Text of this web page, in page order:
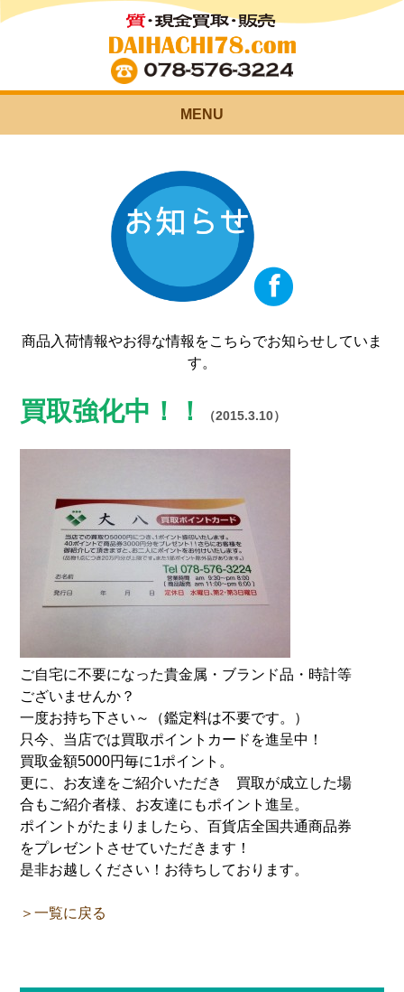
MENU
商品入荷情報やお得な情報をこちらでお知らせしていま
す。
買取強化中！！ （2015.3.10）
ご自宅に不要になった貴金属・ブランド品・時計等
ございませんか？
一度お持ち下さい～（鑑定料は不要です。）
只今、当店では買取ポイントカードを進呈中！
買取金額5000円毎に1ポイント。
更に、お友達をご紹介いただき 買取が成立した場
合もご紹介者様、お友達にもポイント進呈。
ポイントがたまりましたら、百貨店全国共通商品券
をプレゼントさせていただきます！
是非お越しください！お待ちしております。
＞一覧に戻る